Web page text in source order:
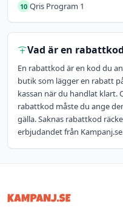
10 Qris Program 1
Vad är en
En rabattkod är en kod du
butik som lägger en rabatt
kassan när du handlat
rabattkod måste du ange
gälla. Saknas rabattkod
erbjudandet från